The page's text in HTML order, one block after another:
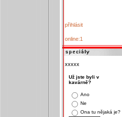
přihlásit
online:1
xxxxx
Už jste byli v
kavárně?
Ano
Ne
Ona tu nějaká je?